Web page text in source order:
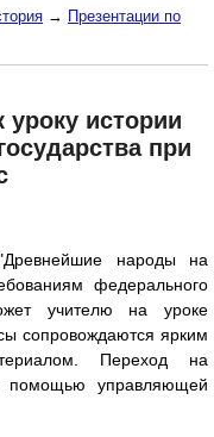
→ Презентации по
уроку истории
при
народы на
федерального
учителю на уроке
сопровождаются ярким
Переход на
помощью управляющей